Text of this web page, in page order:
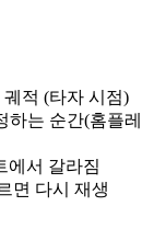
적 (타자 시점)
하는 순간(홈플레
에서 갈라짐
면 다시 재생